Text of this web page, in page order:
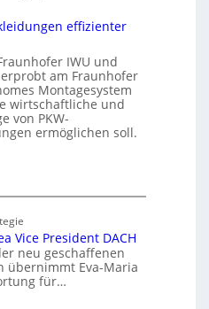
effizienter
IWU und
erprobt am Fraunhofer
Montagesystem
wirtschaftliche und
von PKW-
ermöglichen soll.
Vice President DACH
neu geschaffenen
übernimmt Eva-Maria
für…